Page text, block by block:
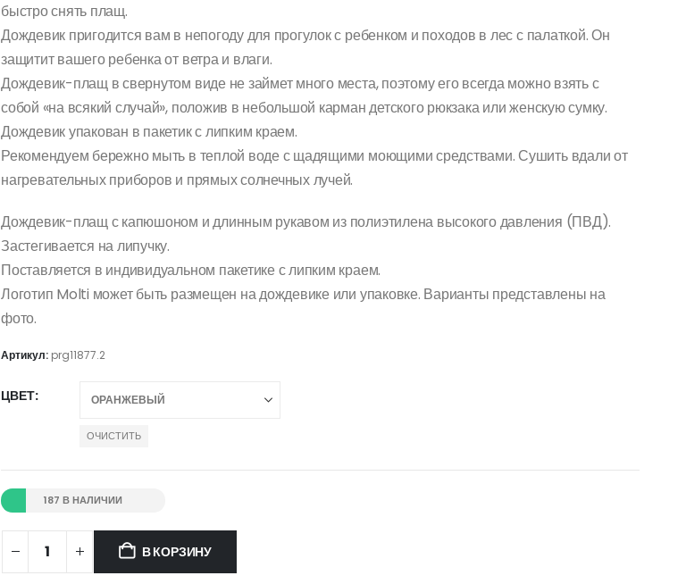
быстро снять плащ.
Дождевик пригодится вам в непогоду для прогулок с ребенком и походов в лес с палаткой. Он
защитит вашего ребенка от ветра и влаги.
Дождевик-плащ в свернутом виде не займет много места, поэтому его всегда можно взять с
собой «на всякий случай», положив в небольшой карман детского рюкзака или женскую сумку.
Дождевик упакован в пакетик с липким краем.
Рекомендуем бережно мыть в теплой воде с щадящими моющими средствами. Сушить вдали от
нагревательных приборов и прямых солнечных лучей.
Дождевик-плащ с капюшоном и длинным рукавом из полиэтилена высокого давления (ПВД).
Застегивается на липучку.
Поставляется в индивидуальном пакетике с липким краем.
Логотип Molti может быть размещен на дождевике или упаковке. Варианты представлены на
фото.
Артикул: prg11877.2
ЦВЕТ
ОЧИСТИТЬ
187 В НАЛИЧИИ
В КОРЗИНУ